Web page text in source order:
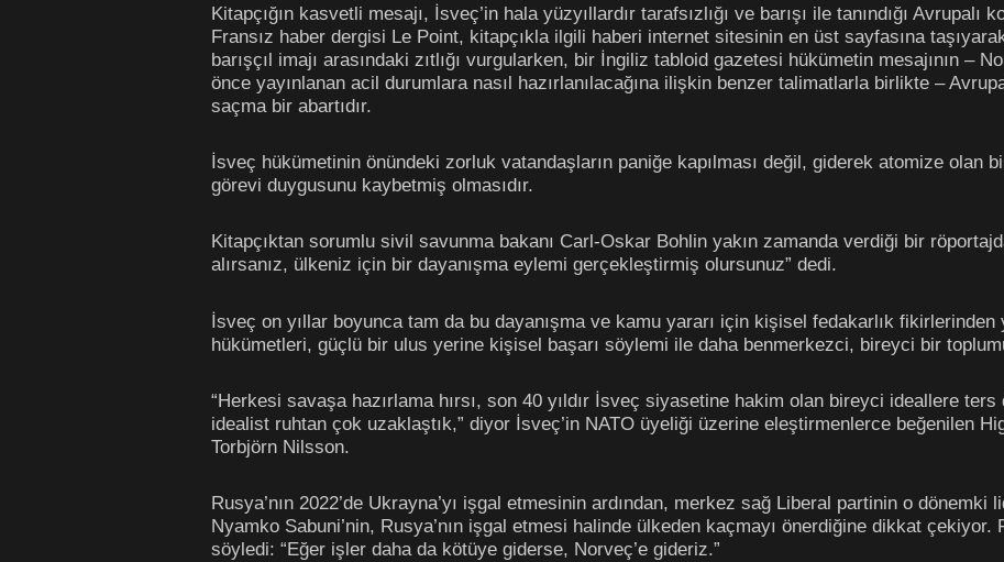
Kitapçığın kasvetli mesajı, İsveç’in hala yüzyıllardır tarafsızlığı ve barışı ile tanındığı Avrupalı
Fransız haber dergisi Le Point, kitapçıkla ilgili haberi internet sitesinin en üst sayfasına
barışçıl imajı arasındaki zıtlığı vurgularken, bir İngiliz tabloid gazetesi hükümetin mesajının –
önce yayınlanan acil durumlara nasıl hazırlanılacağına ilişkin benzer talimatlarla birlikte –
saçma bir abartıdır.
İsveç hükümetinin önündeki zorluk vatandaşların paniğe kapılması değil, giderek atomize olan
görevi duygusunu kaybetmiş olmasıdır.
Kitapçıktan sorumlu sivil savunma bakanı Carl-Oskar Bohlin yakın zamanda verdiği bir
alırsanız, ülkeniz için bir dayanışma eylemi gerçekleştirmiş olursunuz” dedi.
İsveç on yıllar boyunca tam da bu dayanışma ve kamu yararı için kişisel fedakarlık
hükümetleri, güçlü bir ulus yerine kişisel başarı söylemi ile daha benmerkezci, bireyci bir
“Herkesi savaşa hazırlama hırsı, son 40 yıldır İsveç siyasetine hakim olan bireyci ideallere
idealist ruhtan çok uzaklaştık,” diyor İsveç’in NATO üyeliği üzerine eleştirmenlerce beğenilen
Torbjörn Nilsson.
Rusya’nın 2022’de Ukrayna’yı işgal etmesinin ardından, merkez sağ Liberal partinin o
Nyamko Sabuni’nin, Rusya’nın işgal etmesi halinde ülkeden kaçmayı önerdiğine dikkat çekiyor.
söyledi: “Eğer işler daha da kötüye giderse, Norveç’e gideriz.”